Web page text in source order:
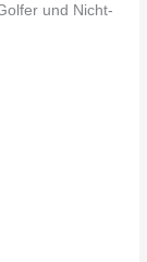
und Nicht-